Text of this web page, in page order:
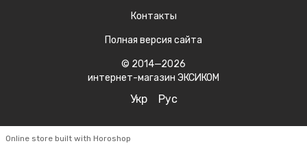
Контакты
Полная версия сайта
© 2014—2026
интернет-магазин ЭКСИКОМ
Укр Рус
Online store built with Horoshop